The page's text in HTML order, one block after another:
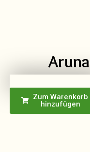
Zum Warenkorb
hinzufügen